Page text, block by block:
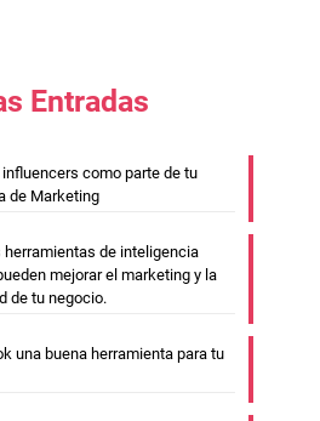
Entradas
influencers como parte de tu
de Marketing
herramientas de inteligencia
mejorar el marketing y la
de tu negocio.
una buena herramienta para tu